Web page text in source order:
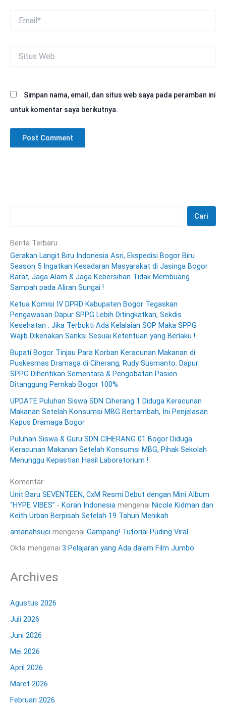
Web
Simpan nama, email, dan situs web saya pada peramban ini
untuk komentar saya berikutnya.
Cari
Berita Terbaru
Gerakan Langit Biru Indonesia Asri, Ekspedisi Bogor Biru
Season 5 Ingatkan Kesadaran Masyarakat di Jasinga Bogor
Barat, Jaga Alam & Jaga Kebersihan Tidak Membuang
Sampah pada Aliran Sungai !
Ketua Komisi IV DPRD Kabupaten Bogor Tegaskan
Pengawasan Dapur SPPG Lebih Ditingkatkan, Sekdis
Kesehatan : Jika Terbukti Ada Kelalaian SOP Maka SPPG
Wajib Dikenakan Sanksi Sesuai Ketentuan yang Berlaku !
Bupati Bogor Tinjau Para Korban Keracunan Makanan di
Puskesmas Dramaga di Ciherang, Rudy Susmanto: Dapur
SPPG Dihentikan Sementara & Pengobatan Pasien
Ditanggung Pemkab Bogor 100%
UPDATE Puluhan Siswa SDN Ciherang 1 Diduga Keracunan
Makanan Setelah Konsumsi MBG Bertambah, Ini Penjelasan
Kapus Dramaga Bogor
Puluhan Siswa & Guru SDN CIHERANG 01 Bogor Diduga
Keracunan Makanan Setelah Konsumsi MBG, Pihak Sekolah
Menunggu Kepastian Hasil Laboratorium !
Komentar
Unit Baru SEVENTEEN, CxM Resmi Debut dengan Mini Album
“HYPE VIBES” - Koran Indonesia mengenai Nicole Kidman dan
Keith Urban Berpisah Setelah 19 Tahun Menikah
amanahsuci mengenai Gampang! Tutorial Puding Viral
Okta mengenai 3 Pelajaran yang Ada dalam Film Jumbo
Archives
Agustus 2026
Juli 2026
Juni 2026
Mei 2026
April 2026
Maret 2026
Februari 2026